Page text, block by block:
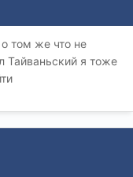
том же что не
Тайваньский я тоже